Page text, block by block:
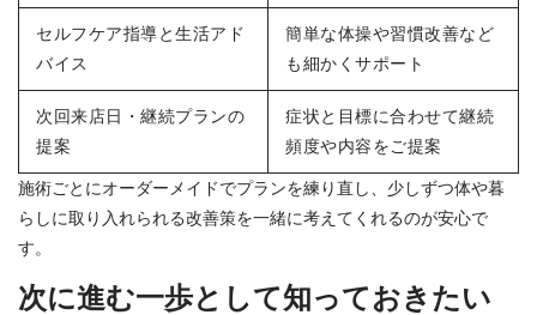
セルフケア指導と生活アド
バイス
簡単な体操や習慣改善など
も細かくサポート
次回来店日・継続プランの
提案
症状と目標に合わせて継続
頻度や内容をご提案
施術ごとにオーダーメイドでプランを練り直し、少しずつ体や暮
らしに取り入れられる改善策を一緒に考えてくれるのが安心で
す。
次に進む一歩として知っておきたい